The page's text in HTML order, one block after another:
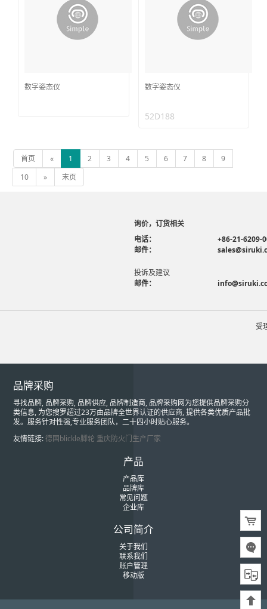
数字姿态仪 数字姿态仪
52D188
首页 « 1 2 3 4 5 6 7 8
9
10
» 末页
询价，订货相关
电话：
+86-21-6209-
邮件：
投诉及建议
邮件：
受
品牌采购
寻找品牌, 品牌采购, 品牌供应, 品牌制造商, 品牌采购网为您提供品牌采购分
类信息, 为您搜罗超过23万由品牌全世界认证的供应商, 提供各类优质产品批
发。服务针对性强,专业服务团队，二十四小时贴心服务。
友情链接:德国blickle脚轮 重庆防火门生产厂家
产品
产品库
品牌库
常见问题
企业库
公司简介
关于我们
联系我们
账户管理
移动版